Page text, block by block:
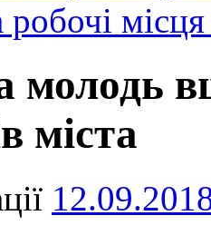
робочі
молодь
міста